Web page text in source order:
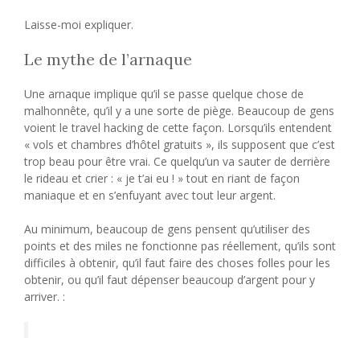
Laisse-moi expliquer.
Le mythe de l’arnaque
Une arnaque implique qu’il se passe quelque chose de
malhonnête, qu’il y a une sorte de piège. Beaucoup de gens
voient le travel hacking de cette façon. Lorsqu’ils entendent
« vols et chambres d’hôtel gratuits », ils supposent que c’est
trop beau pour être vrai. Ce quelqu’un va sauter de derrière
le rideau et crier : « je t’ai eu ! » tout en riant de façon
maniaque et en s’enfuyant avec tout leur argent.
Au minimum, beaucoup de gens pensent qu’utiliser des
points et des miles ne fonctionne pas réellement, qu’ils sont
difficiles à obtenir, qu’il faut faire des choses folles pour les
obtenir, ou qu’il faut dépenser beaucoup d’argent pour y
arriver. :